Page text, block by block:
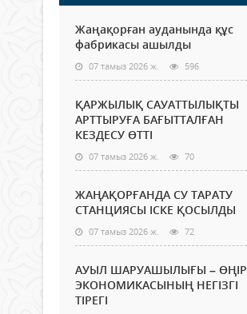
Жаңақорған ауданында құс
фабрикасы ашылды
07 тамыз 2026 ж. 596
ҚАРЖЫЛЫҚ САУАТТЫЛЫҚТЫ
АРТТЫРУҒА БАҒЫТТАЛҒАН
КЕЗДЕСУ ӨТТІ
07 тамыз 2026 ж. 70
ЖАҢАҚОРҒАНДА СУ ТАРАТУ
СТАНЦИЯСЫ ІСКЕ ҚОСЫЛДЫ
07 тамыз 2026 ж. 72
АУЫЛ ШАРУАШЫЛЫҒЫ – ӨҢІР
ЭКОНОМИКАСЫНЫҢ НЕГІЗГІ
ТІРЕГІ